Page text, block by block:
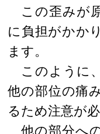
この歪みが
に負担がかか
ます。
このように
他の部位の痛
るため注意が必
他の部分へ